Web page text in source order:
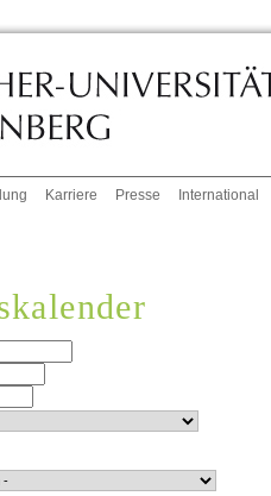
Karriere Presse International